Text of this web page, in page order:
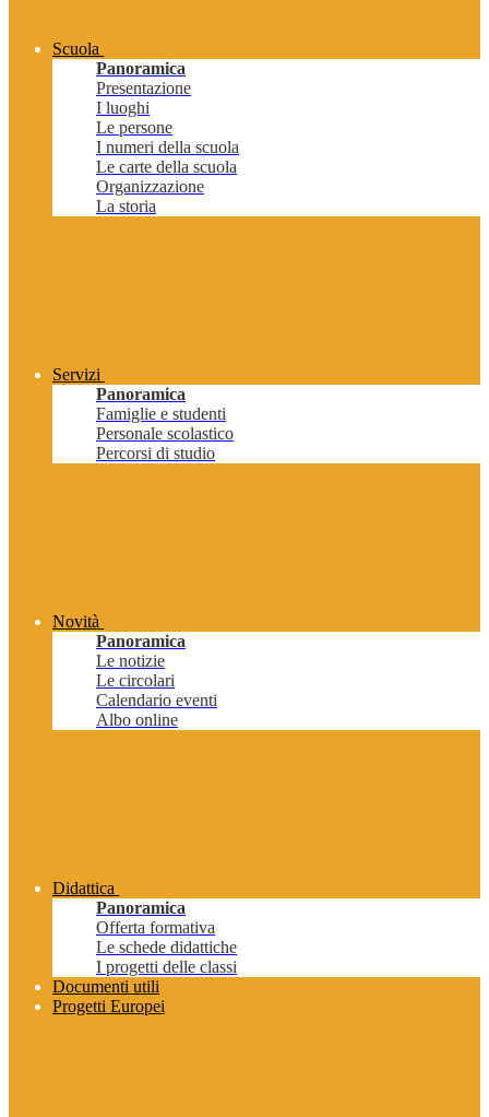
Scuola
Panoramica
Presentazione
I luoghi
Le persone
I numeri della scuola
Le carte della scuola
Organizzazione
La storia
Servizi
Panoramica
Famiglie e studenti
Personale scolastico
Percorsi di studio
Novità
Panoramica
Le notizie
Le circolari
Calendario eventi
Albo online
Didattica
Panoramica
Offerta formativa
Le schede didattiche
I progetti delle classi
Documenti utili
Progetti Europei